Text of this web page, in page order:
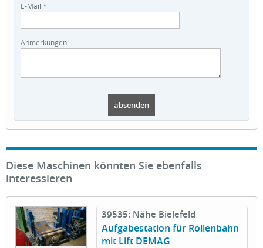
E-Mail *
Anmerkungen
Diese Maschinen könnten Sie ebenfalls
interessieren
39535: Nähe Bielefeld
Aufgabestation für Rollenbahn
mit Lift DEMAG